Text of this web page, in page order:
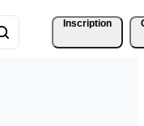
Inscription